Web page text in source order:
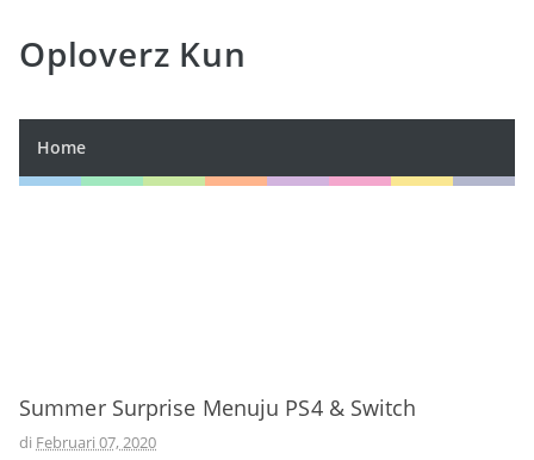
Oploverz Kun
Home
Summer Surprise Menuju PS4 & Switch
di Februari 07, 2020